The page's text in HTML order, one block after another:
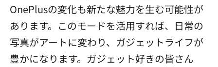
OnePlusの変化も新たな魅力を生む可能性が
あります。このモードを活用すれば、日常の
写真がアートに変わり、ガジェットライフが
豊かになります。ガジェット好きの皆さん